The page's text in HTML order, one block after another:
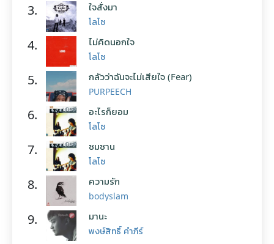
3. ใจสั่งมา
โลโซ
4. ไม่คิดนอกใจ
โลโซ
5. กลัวว่าฉันจะไม่เสียใจ (Fear)
PURPEECH
6. อะไรก็ยอม
โลโซ
7. ซมซาน
โลโซ
8. ความรัก
bodyslam
9. มานะ
พงษ์สิทธิ์ คำภีร์